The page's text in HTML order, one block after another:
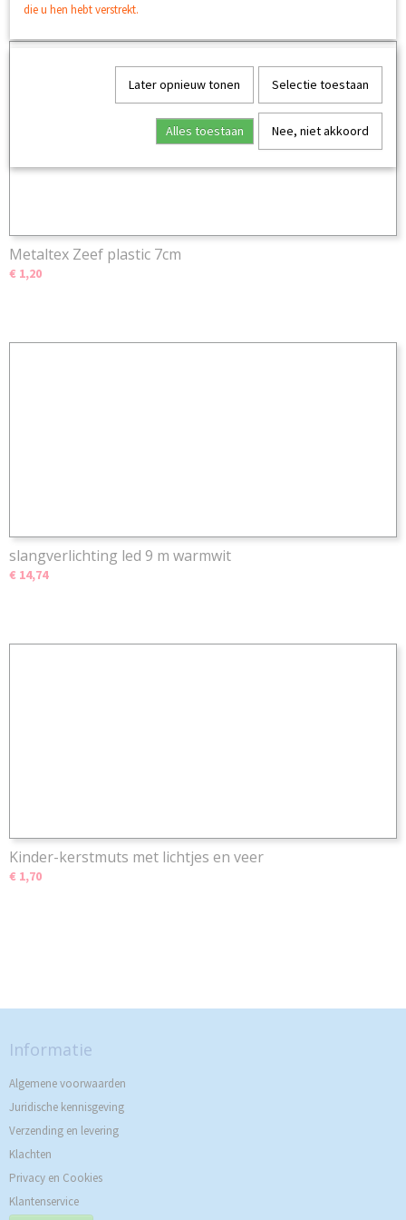
Metaltex Zeef plastic 7cm
€ 1,20
slangverlichting led 9 m warmwit
€ 14,74
Kinder-kerstmuts met lichtjes en veer
€ 1,70
Informatie
Algemene voorwaarden
Juridische kennisgeving
Verzending en levering
Klachten
Privacy en Cookies
Klantenservice
die u hen hebt verstrekt.
Later opnieuw tonen Selectie toestaan
Alles toestaan Nee, niet akkoord